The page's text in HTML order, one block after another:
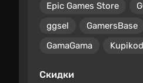
Epic Games Store
ggsel
GamersBase
GamaGama
Kupikod
Скидки